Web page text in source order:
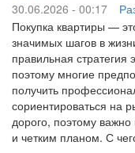
30.06.2026 - 00:17
Покупка квартиры —
значимых шагов в
правильная стратегия
поэтому многие
получить
сориентироваться на
дорого, поэтому важно
и четким планом. С